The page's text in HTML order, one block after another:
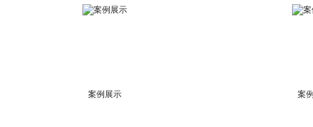
案例展示 案